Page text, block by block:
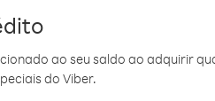
ao seu saldo ao adquirir
do Viber.